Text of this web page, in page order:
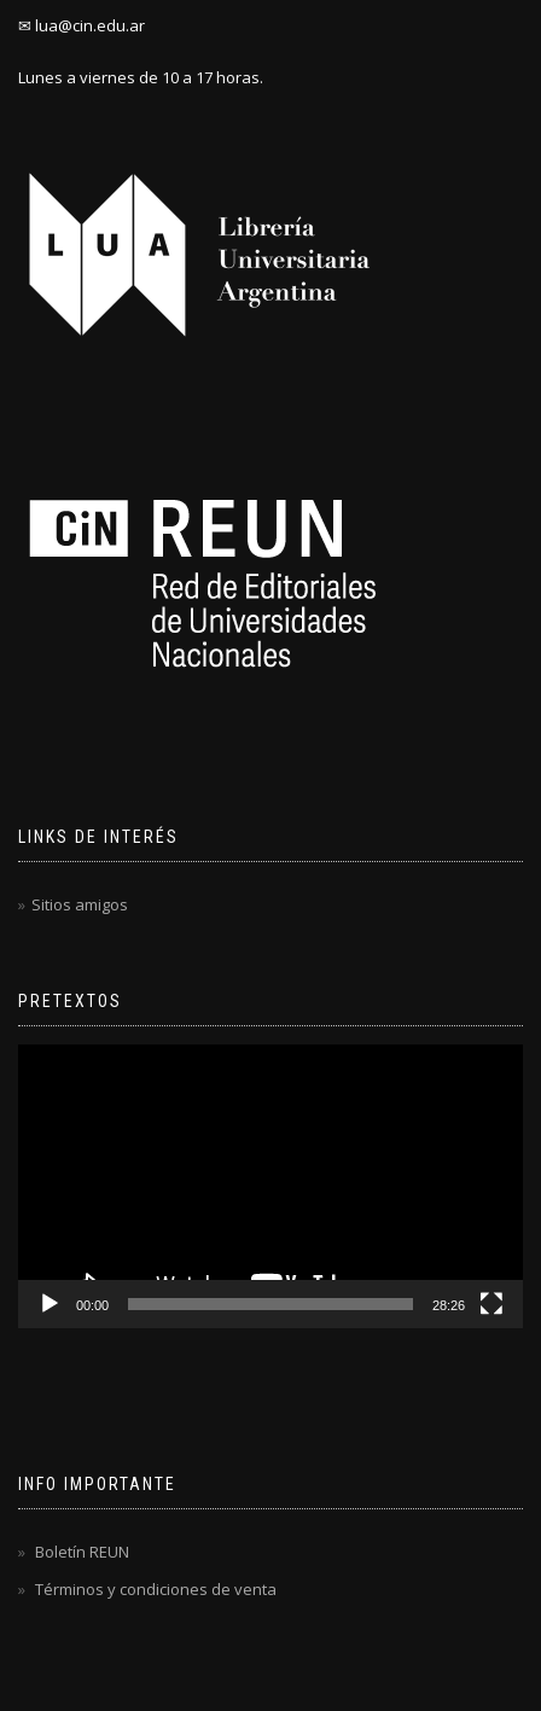
✉ lua@cin.edu.ar
Lunes a viernes de 10 a 17 horas.
LINKS DE INTERÉS
Sitios amigos
PRETEXTOS
00:00 28:26
INFO IMPORTANTE
Boletín REUN
Términos y condiciones de venta